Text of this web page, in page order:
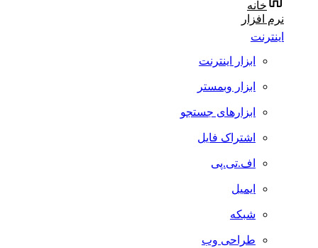
خانه
نرم افزار
اینترنت
ابزار اینترنت
ابزار وبمستر
ابزارهای جستجو
اشتراک فایل
اف.تی.پی
ایمیل
شبکه
طراحی وب